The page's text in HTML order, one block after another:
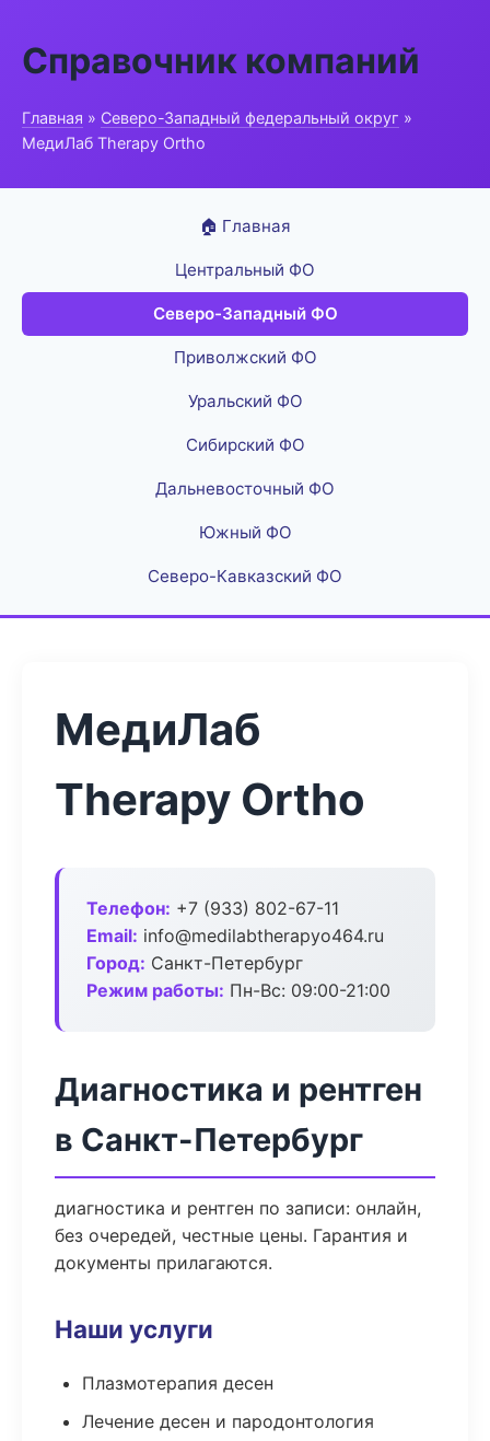
Справочник компаний
Главная » Северо-Западный федеральный округ »
МедиЛаб Therapy Ortho
🏠 Главная
Центральный ФО
Северо-Западный ФО
Приволжский ФО
Уральский ФО
Сибирский ФО
Дальневосточный ФО
Южный ФО
Северо-Кавказский ФО
МедиЛаб
Therapy Ortho
Телефон: +7 (933) 802-67-11
Email: info@medilabtherapyo464.ru
Город: Санкт-Петербург
Режим работы: Пн-Вс: 09:00-21:00
Диагностика и рентген
в Санкт-Петербург
диагностика и рентген по записи: онлайн,
без очередей, честные цены. Гарантия и
документы прилагаются.
Наши услуги
Плазмотерапия десен
Лечение десен и пародонтология